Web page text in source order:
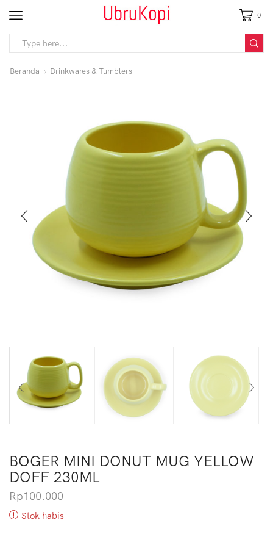
0
Beranda Drinkwares & Tumblers
BOGER MINI DONUT MUG YELLOW
DOFF 230ML
Rp100.000
Stok habis